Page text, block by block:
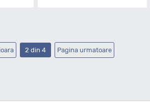
2 din 4 Pagina urmatoare